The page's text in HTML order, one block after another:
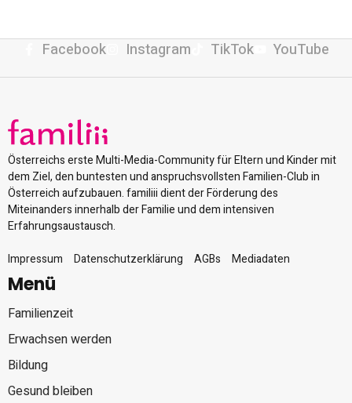
Facebook Instagram TikTok YouTube
Österreichs erste Multi-Media-Community für Eltern und Kinder mit
dem Ziel, den buntesten und anspruchsvollsten Familien-Club in
Österreich aufzubauen. familiii dient der Förderung des
Miteinanders innerhalb der Familie und dem intensiven
Erfahrungsaustausch.
Impressum
Datenschutzerklärung AGBs Mediadaten
Menü
Familienzeit
Erwachsen werden
Bildung
Gesund bleiben